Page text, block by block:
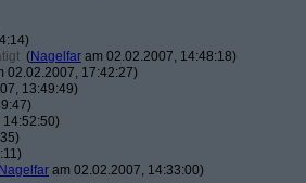
(Nagelfar am 02.02.2007, 14:48:18)
02.02.2007, 17:42:27)
13:49:49)
Nagelfar am 02.02.2007, 14:33:00)